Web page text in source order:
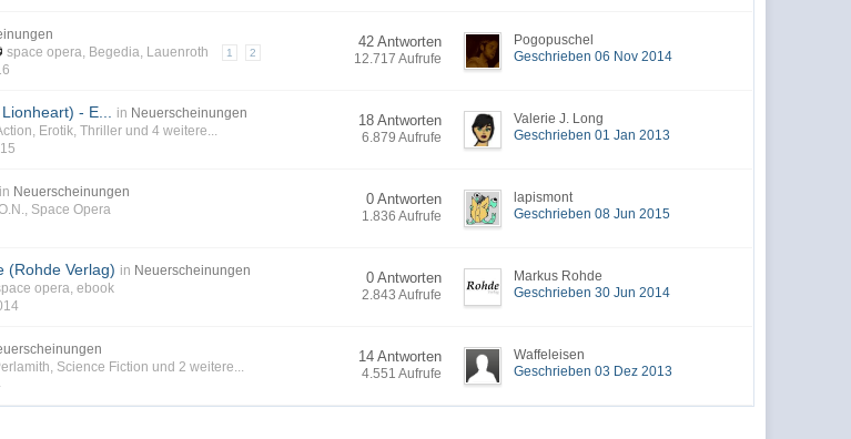
space opera, Begedia, Lauenroth 1 2
42 Antworten
12.717 Aufrufe
Pogopuschel
Geschrieben 06 Nov 2014
- E... in Neuerscheinungen
, Erotik,Thriller und 4 weitere...
18 Antworten
6.879 Aufrufe
Valerie J. Long
Geschrieben 01 Jan 2013
in Neuerscheinungen
, Space Opera
0 Antworten
1.836 Aufrufe
lapismont
Geschrieben 08 Jun 2015
(Rohde Verlag) in Neuerscheinungen
opera,ebook
0 Antworten
2.843 Aufrufe
Markus Rohde
Geschrieben 30 Jun 2014
, Science Fiction und 2 weitere...
14 Antworten
4.551 Aufrufe
Waffeleisen
Geschrieben 03 Dez 2013